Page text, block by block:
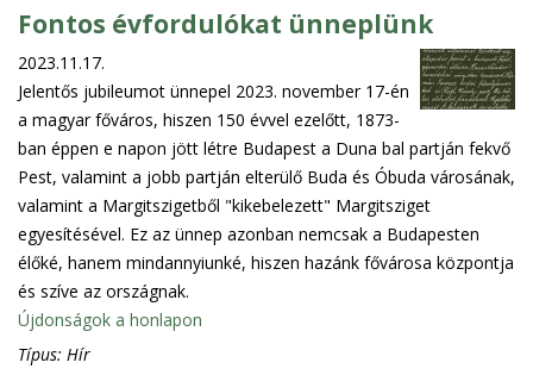
Fontos évfordulókat ünneplünk
2023.11.17.
Jelentős jubileumot ünnepel 2023. november 17-én
a magyar főváros, hiszen 150 évvel ezelőtt, 1873-
ban éppen e napon jött létre Budapest a Duna bal partján fekvő
Pest, valamint a jobb partján elterülő Buda és Óbuda városának,
valamint a Margitszigetből "kikebelezett" Margitsziget
egyesítésével. Ez az ünnep azonban nemcsak a Budapesten
élőké, hanem mindannyiunké, hiszen hazánk fővárosa központja
és szíve az országnak.
Újdonságok a honlapon
Típus: Hír